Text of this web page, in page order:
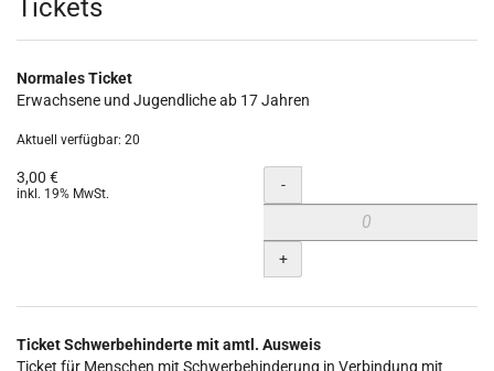
Produkte
Tickets
Normales Ticket
Erwachsene und Jugendliche ab 17 Jahren
Aktuell verfügbar: 20
3,00 €
inkl. 19% MwSt. Menge
-
+
Ticket Schwerbehinderte mit amtl. Ausweis
Ticket für Menschen mit Schwerbehinderung in Verbindung mit